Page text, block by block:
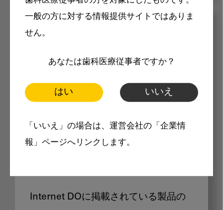
一般の方に対する情報提供サイトではありま
せん。
あなたは歯科医療従事者ですか？
はい いいえ
「いいえ」の場合は、運営会社の「企業情
報」ページへリンクします。
Internet DOに掲載されている
製品価格も閲覧可能
Internet DOに掲載されている製品の